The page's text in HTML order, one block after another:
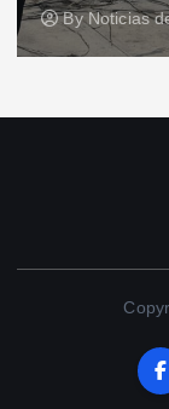
ByNoticias